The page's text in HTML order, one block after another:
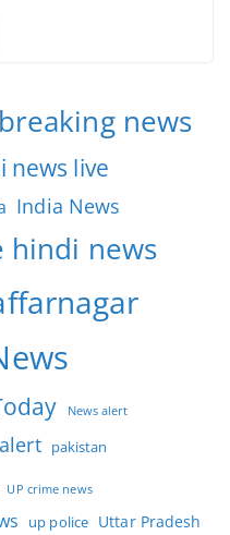
breaking news
news live
India News
hindi news
News alert
pakistan
UP crime news
up police Uttar Pradesh